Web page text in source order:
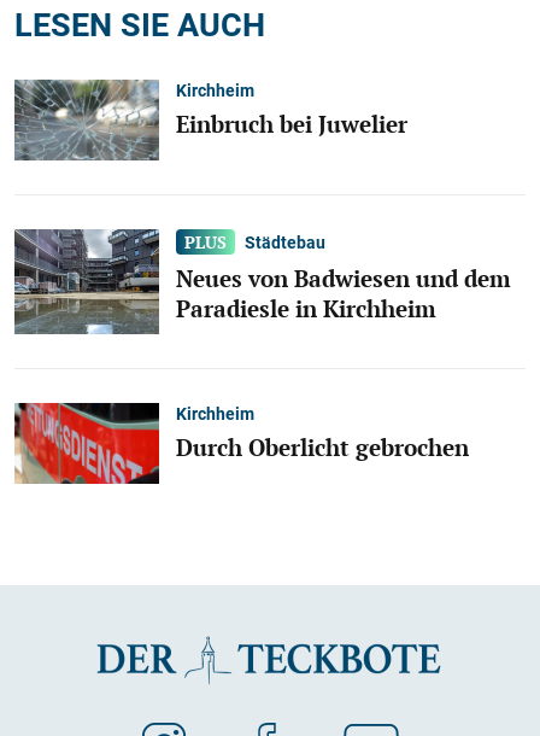
LESEN SIE AUCH
Kirchheim
Einbruch bei Juwelier
Städtebau
Neues von Badwiesen und dem
Paradiesle in Kirchheim
Kirchheim
Durch Oberlicht gebrochen